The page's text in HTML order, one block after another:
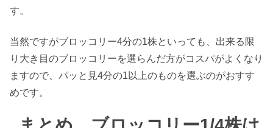
す。
当然ですがブロッコリー4分の1株といっても、出来る限
り大き目のブロッコリーを選らんだ方がコスパがよくなり
ますので、パッと見4分の1以上のものを選ぶのがおすす
めです。